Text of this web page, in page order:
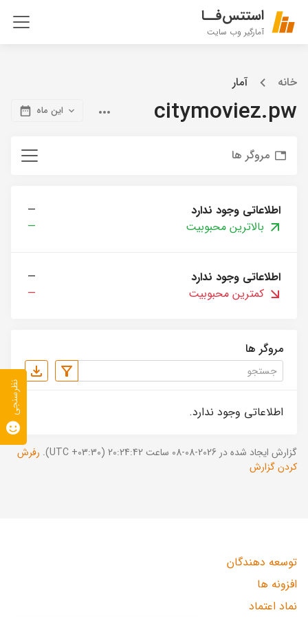
استتس‌فــا
آمارگیر وب سایت
خانه آمار
citymoviez.pw این ماه
مروگر ها
اطلاعاتی وجود ندارد
—
بالاترین محبوبیت
—
اطلاعاتی وجود ندارد
—
کمترین محبوبیت
—
مروگر ها
اطلاعاتی وجود ندارد.
گزارش ایجاد شده در 2026-08-08 ساعت 20:24:42 (UTC +03:30).
رفرش
کردن گزارش
توسعه دهندگان
افزونه ها
نماد اعتماد
نظرسنجی